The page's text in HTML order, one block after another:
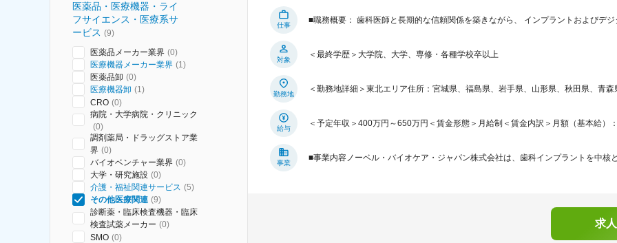
医薬品・医療機器・ライ
フサイエンス・医療系サ
ービス (9)
医薬品メーカー業界 (0)
医療機器メーカー業界 (1)
医薬品卸 (0)
医療機器卸 (1)
CRO (0)
病院・大学病院・クリニック
(0)
調剤薬局・ドラッグストア業
界 (0)
バイオベンチャー業界 (0)
大学・研究施設 (0)
介護・福祉関連サービス (5)
その他医療関連 (9)
診断薬・臨床検査機器・臨床
検査試薬メーカー (0)
SMO (0)
仕事
■職務概要： 歯科医師と長期的な信頼関係を築きながら、 インプラントおよびデ
対象
＜最終学歴＞大学院、大学、専修・各種学校卒以上
勤務地
＜勤務地詳細＞東北エリア住所：宮城県、福島県、岩手県、山形県、秋田県、青
給与
＜予定年収＞400万円～650万円＜賃金形態＞月給制＜賃金内訳＞月額（基本給）
事業
■事業内容ノーベル・バイオケア・ジャパン株式会社は、歯科インプラントを中核
求